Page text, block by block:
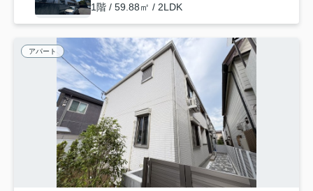
1階 / 59.88㎡ / 2LDK
アパート